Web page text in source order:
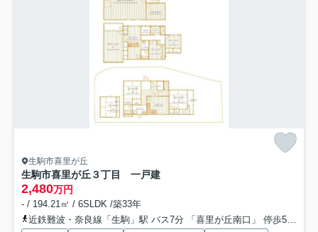
生駒市喜里が丘
生駒市喜里が丘３丁目 一戸建
2,480万円
- / 194.21㎡ / 6SLDK /築33年
近鉄難波・奈良線「生駒」駅 バス7分 「喜里が丘南口」 停歩5分